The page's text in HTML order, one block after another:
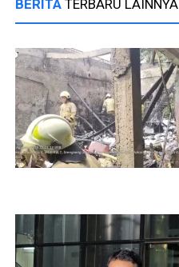
BERITA TERBARU LAINNYA